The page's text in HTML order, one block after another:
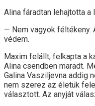
Alina fáradtan lehajtotta a
— Nem vagyok féltékeny.
védem.
Maxim felállt, felkapta a
Alina csendben maradt.
Galina Vasziljevna addig
nem szerez az életük
választott. Az anyját